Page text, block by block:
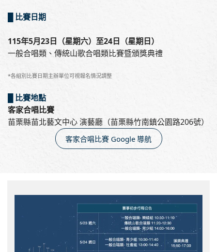
█ 比賽日期
115年5月23日（星期六）至24日（星期日）
一般合唱類、傳統山歌合唱類比賽暨頒獎典禮
*各組別比賽日期主辦單位可視報名情況調整
█ 比賽地點
客家合唱比賽
苗栗縣苗北藝文中心 演藝廳（苗栗縣竹南鎮公園路206號）
客家合唱比賽 Google 導航